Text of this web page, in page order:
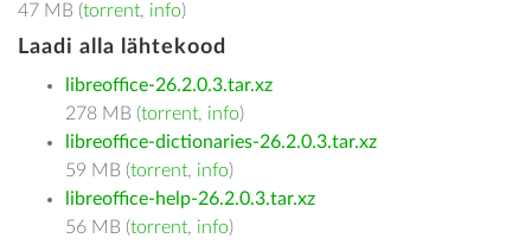
47 MB (torrent, info)
Laadi alla lähtekood
libreoffice-26.2.0.3.tar.xz
278 MB (torrent, info)
libreoffice-dictionaries-26.2.0.3.tar.xz
59 MB (torrent, info)
libreoffice-help-26.2.0.3.tar.xz
56 MB (torrent, info)